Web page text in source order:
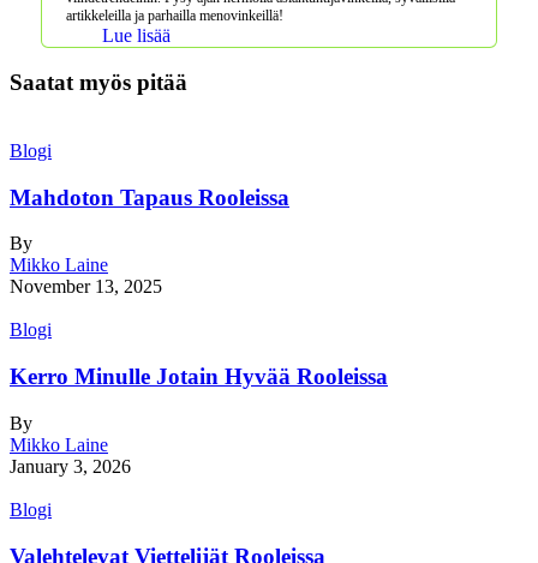
artikkeleilla ja parhailla menovinkeillä!
Lue lisää
Saatat myös pitää
Blogi
Mahdoton Tapaus Rooleissa
By
Mikko Laine
November 13, 2025
Blogi
Kerro Minulle Jotain Hyvää Rooleissa
By
Mikko Laine
January 3, 2026
Blogi
Valehtelevat Viettelijät Rooleissa